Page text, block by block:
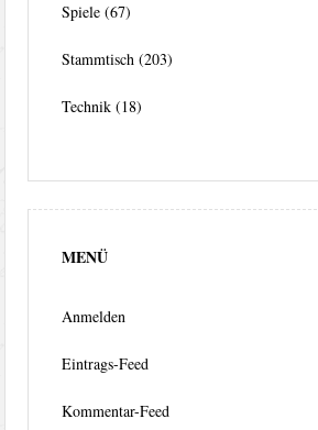
Spiele (67)
Stammtisch (203)
Technik (18)
MENÜ
Anmelden
Eintrags-Feed
Kommentar-Feed